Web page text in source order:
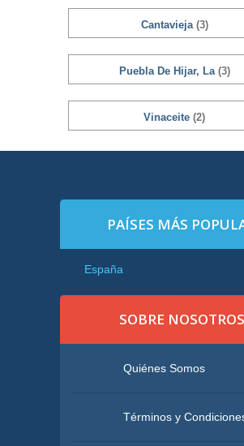
Cantavieja (3)
Puebla De Hijar, La (3)
Vinaceite (2)
PAÍSES MÁS
España
SOBRE NOSOTROS
Quiénes Somos
Términos y